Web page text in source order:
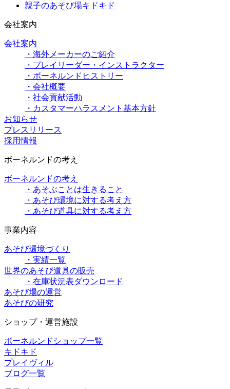
親子のあそび場キドキド
会社案内
会社案内
・海外メーカーのご紹介
・プレイリーダー・インストラクター
・ボーネルンドヒストリー
・会社概要
・社会貢献活動
・カスタマーハラスメント基本方針
お知らせ
プレスリリース
採用情報
ボーネルンドの考え
ボーネルンドの考え
・あそぶことは生きること
・あそび環境に対する考え方
・あそび道具に対する考え方
事業内容
あそび環境づくり
・実績一覧
世界のあそび道具の販売
・在庫状況表ダウンロード
あそび場の運営
あそびの研究
ショップ・運営施設
ボーネルンドショップ一覧
キドキド
プレイヴィル
ブログ一覧